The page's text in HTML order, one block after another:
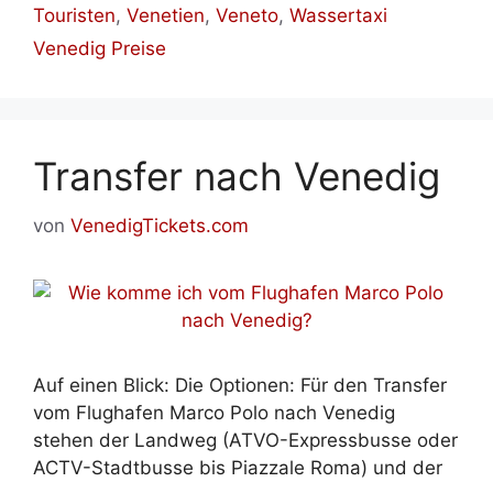
Touristen, Venetien, Veneto, Wassertaxi
Venedig Preise
Transfer nach Venedig
von VenedigTickets.com
Auf einen Blick: Die Optionen: Für den Transfer
vom Flughafen Marco Polo nach Venedig
stehen der Landweg (ATVO-Expressbusse oder
ACTV-Stadtbusse bis Piazzale Roma) und der